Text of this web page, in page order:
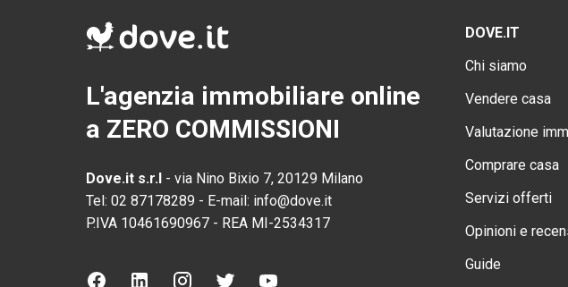
L'agenzia immobiliare online
a ZERO COMMISSIONI
Dove.it s.r.l - via Nino Bixio 7, 20129 Milano
Tel: 02 87178289 - E-mail: info@dove.it
P.IVA 10461690967 - REA MI-2534317
DOVE.IT
Chi siamo
Vendere casa
Valutazione
Comprare casa
Servizi offerti
Opinioni e
Guide